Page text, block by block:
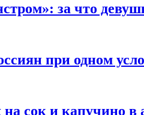
за что
при одном
сок и капучино в